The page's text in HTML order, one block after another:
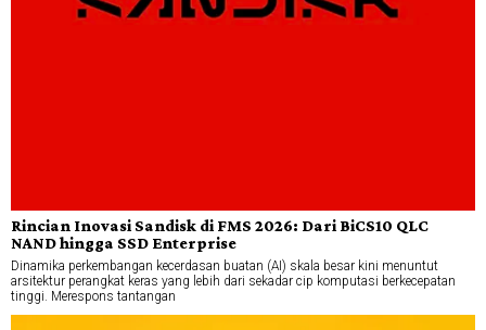
Rincian Inovasi Sandisk di FMS 2026: Dari BiCS10 QLC
NAND hingga SSD Enterprise
Dinamika perkembangan kecerdasan buatan (AI) skala besar kini menuntut
arsitektur perangkat keras yang lebih dari sekadar cip komputasi berkecepatan
tinggi. Merespons tantangan